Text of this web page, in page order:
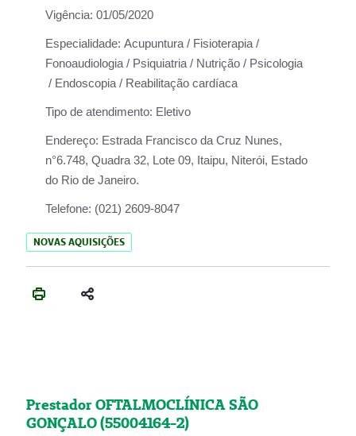
Vigência: 01/05/2020
Especialidade: Acupuntura / Fisioterapia /
Fonoaudiologia / Psiquiatria / Nutrição / Psicologia
/ Endoscopia / Reabilitação cardíaca
Tipo de atendimento: Eletivo
Endereço: Estrada Francisco da Cruz Nunes,
n°6.748, Quadra 32, Lote 09, Itaipu, Niterói, Estado
do Rio de Janeiro.
Telefone: (021) 2609-8047
NOVAS AQUISIÇÕES
Prestador OFTALMOCLÍNICA SÃO
GONÇALO (55004164-2)